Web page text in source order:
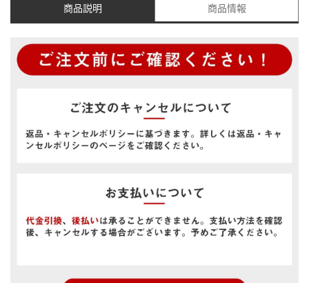
商品説明 商品情報